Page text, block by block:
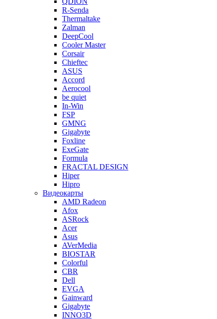
R-Senda
Thermaltake
Zalman
DeepCool
Cooler Master
Corsair
Chieftec
ASUS
Accord
Aerocool
be quiet
In-Win
FSP
GMNG
Gigabyte
Foxline
ExeGate
Formula
FRACTAL DESIGN
Hiper
Hipro
Видеокарты
AMD Radeon
Afox
ASRock
Acer
Asus
AVerMedia
BIOSTAR
Colorful
CBR
Dell
EVGA
Gainward
Gigabyte
INNO3D